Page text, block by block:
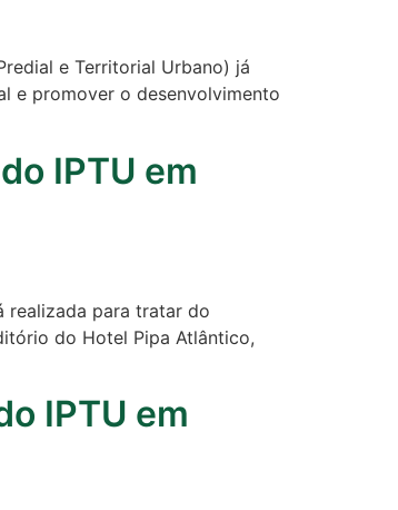
e Territorial Urbano) já
e promover o desenvolvimento
IPTU em
realizada para tratar do
do Hotel Pipa Atlântico,
IPTU em